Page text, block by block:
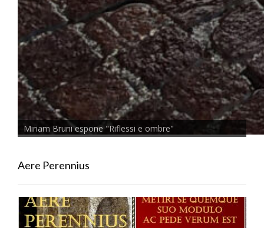
Miriam Bruni espone "Riflessi e ombre"
Aere Perennius